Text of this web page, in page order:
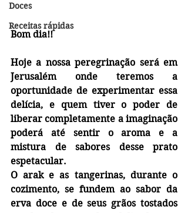
Doces
Receitas rápidas
Bom dia!!
Hoje a nossa peregrinação será em
Jerusalém onde teremos a
oportunidade de experimentar essa
delícia, e quem tiver o poder de
liberar completamente a imaginação
poderá até sentir o aroma e a
mistura de sabores desse prato
espetacular.
O arak e as tangerinas, durante o
cozimento, se fundem ao sabor da
erva doce e de seus grãos tostados